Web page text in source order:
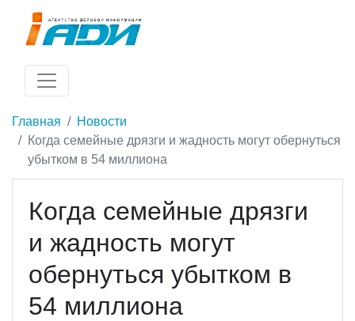
Главная
Новости
Когда семейные дрязги и жадность могут обернуться
убытком в 54 миллиона
Когда семейные дрязги
и жадность могут
обернуться убытком в
54 миллиона